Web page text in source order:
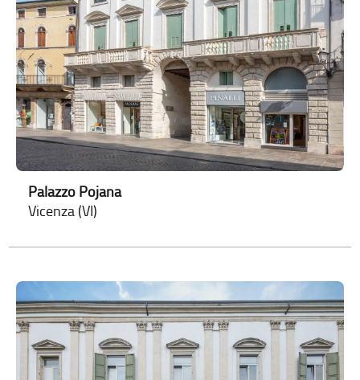
Palazzo Pojana
Vicenza (VI)